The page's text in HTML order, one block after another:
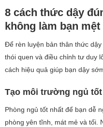
8 cách thức dậy
không làm bạn mệt
Để rèn luyện bản thân thức
thói quen và điều chỉnh tư duy
cách hiệu quả giúp bạn dậy
Tạo môi trường ngủ tốt
Phòng ngủ tốt nhất để bạn dễ
phòng yên tĩnh, mát mẻ và tối.